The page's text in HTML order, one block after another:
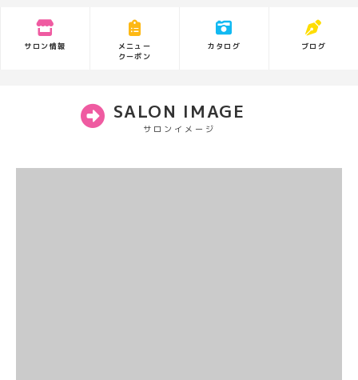
サロン情報
メニュー
クーポン
カタログ ブログ
SALON IMAGE
サロンイメージ